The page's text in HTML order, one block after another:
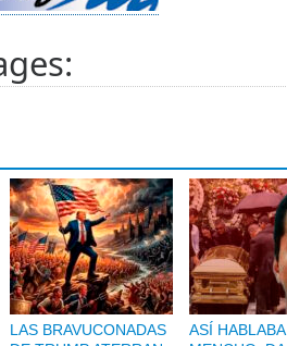
LAS BRAVUCONADAS
ASÍ